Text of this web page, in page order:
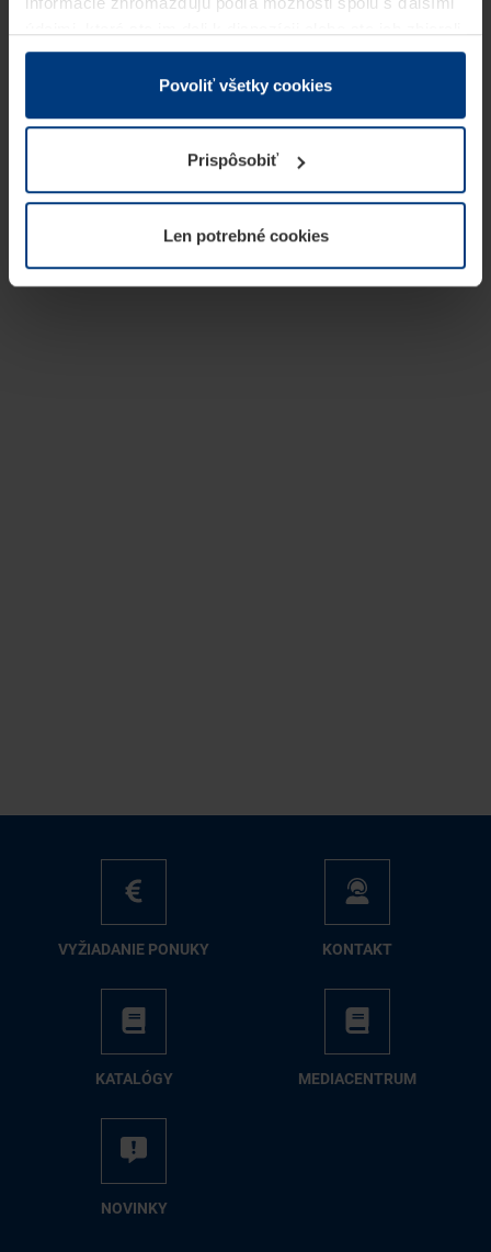
v rámci Vášho využívania služieb.
Z právneho hľadiska môžeme cookies ukladať na Vašom
prevádzku tejto stránky. Pre všetky ostatné typy cookie
potrebujeme Vaše povolenie. Vaše povolenie môžete
kedykoľvek zmeniť alebo odvolať vo vysvetlení cookie
našej webovej stránky.
Povoliť všetky cookies
Prispôsobiť
Len potrebné cookies
VY­ŽIA­DA­NIE PO­NU­KY KON­TAKT
KA­TA­LÓ­GY ME­DIA­CEN­TRUM
NO­VIN­KY